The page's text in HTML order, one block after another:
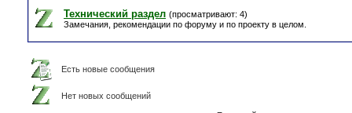
Технический раздел (просматривают: 4)
Замечания, рекомендации по форуму и по проекту в целом.
Есть новые сообщения
Нет новых сообщений